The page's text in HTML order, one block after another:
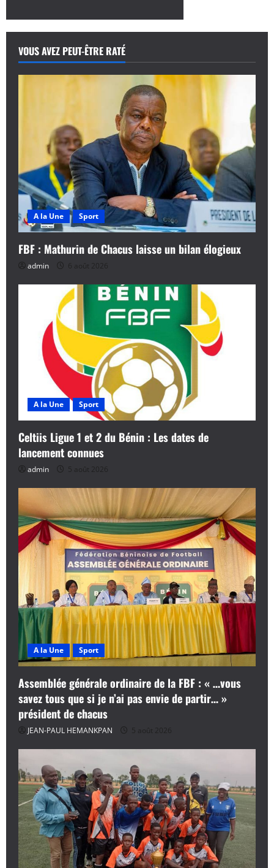
VOUS AVEZ PEUT-ÊTRE RATÉ
A la Une Sport
FBF : Mathurin de Chacus laisse un bilan élogieux
admin 6 août 2026
A la Une Sport
Celtiis Ligue 1 et 2 du Bénin : Les dates de
lancement connues
admin 5 août 2026
A la Une Sport
Assemblée générale ordinaire de la FBF : « …vous
savez tous que si je n’ai pas envie de partir… »
président de chacus
JEAN-PAUL HEMANKPAN 5 août 2026